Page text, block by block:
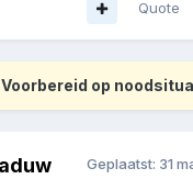
Quote
Voorbereid op
Geplaatst: 31